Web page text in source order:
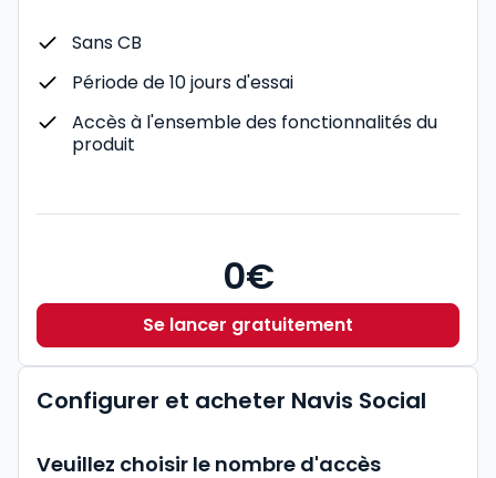
Sans CB
Période de 10 jours d'essai
Accès à l'ensemble des fonctionnalités du
produit
0€
Se lancer gratuitement
Configurer et acheter Navis Social
Veuillez choisir le nombre d'accès